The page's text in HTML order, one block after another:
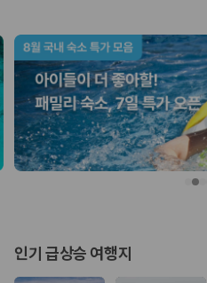
차종별 최저가 비교:경차, 소형,
인원에 맞는 차종별 가격을 비
보험 조건 비교:일반자차, 완전
도를 비교합니다.
제주공항 인수 조건 비교:셔틀
확인합니다.
실시간 예약:비교 후 원하는 차
제주렌트카 실시간 가격비교 바로가기
1. 단순 최저가가 아니라 실제 결
인기 급상승 여행지